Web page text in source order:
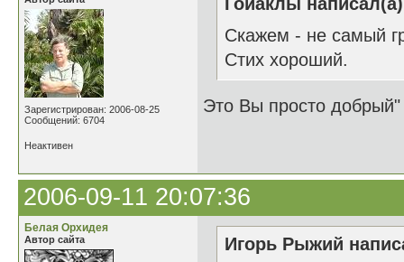
Зарегистрирован: 2006-08-25
Сообщений: 6704
Cкажем - не самый
Стих хороший.
Это Вы просто
Неактивен
2006-09-11 20:07:36
Белая Орхидея
Автор сайта
Игорь Рыжий